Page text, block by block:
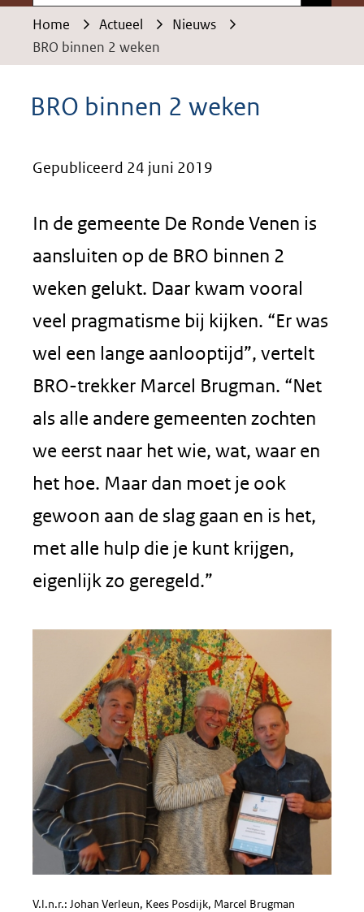
Home Actueel
Nieuws
BRO binnen 2 weken
BRO binnen 2 weken
Gepubliceerd 24 juni 2019
In de gemeente De Ronde Venen is
aansluiten op de BRO binnen 2
weken gelukt. Daar kwam vooral
veel pragmatisme bij kijken. “Er was
wel een lange aanlooptijd”, vertelt
BRO-trekker Marcel Brugman. “Net
als alle andere gemeenten zochten
we eerst naar het wie, wat, waar en
het hoe. Maar dan moet je ook
gewoon aan de slag gaan en is het,
met alle hulp die je kunt krijgen,
eigenlijk zo geregeld.”
V.l.n.r.: Johan Verleun, Kees Posdijk, Marcel Brugman